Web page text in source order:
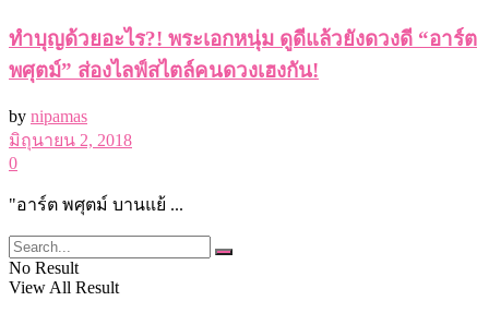
ทำบุญด้วยอะไร?! พระเอกหนุ่ม ดูดีแล้วยังดวงดี “อาร์ต
พศุตม์” ส่องไลฟ์สไตล์คนดวงเฮงกัน!
by nipamas
มิถุนายน 2, 2018
0
"อาร์ต พศุตม์ บานแย้ ...
No Result
View All Result